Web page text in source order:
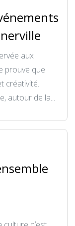
aux
prouve que
créativité.
autour de la...